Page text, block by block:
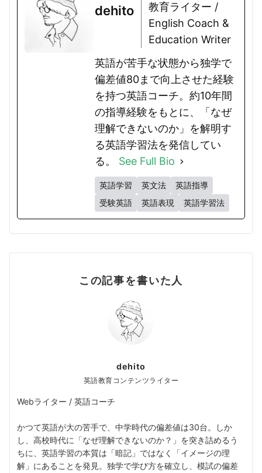
dehito
教育ライター /
English Coach &
Education Writer
英語が苦手な状態から独学で
偏差値80まで向上させた経験
を持つ英語コーチ。約10年間
の指導経験をもとに、「なぜ
理解できないのか」を解明す
る英語学習法を発信してい
る。 See Full Bio
英語学習 英文法
英語指導
受験英語
英語表現 英語学習法
この記事を書いた人
dehito
英語教育コンテンツライター
Webライター / 英語コーチ
かつて英語が大の苦手で、中学時代の偏差値は30台。しか
し、高校時代に「なぜ理解できないのか？」を突き詰めるう
ちに、英語学習の本質は「暗記」ではなく「イメージの理
解」にあることを発見。独学で学び方を確立し、模試の偏差